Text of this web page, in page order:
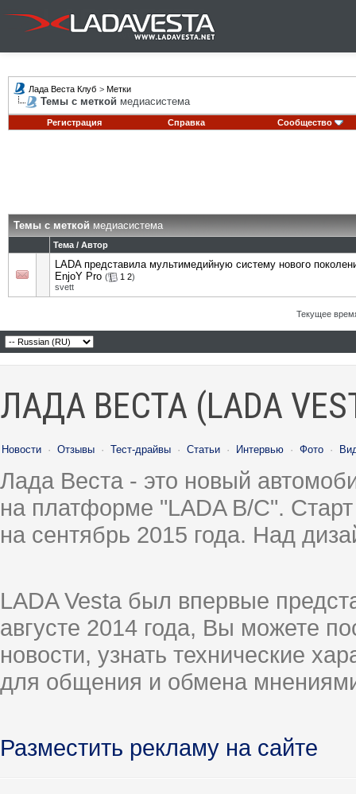
Лада Веста Клуб > Метки
Темы с меткой медиасистема
Регистрация Справка Сообщество
Темы с меткоймедиасистема
Тема / Автор
LADA представила мультимедийную систему нового
EnjoY Pro ( 1 2)
svett
Текущее
ЛАДА ВЕСТА (LADA
Новости · Отзывы · Тест-драйвы · Статьи · Интервью · Фото ·
Лада Веста - это новый
на платформе "LADA B/C".
на сентябрь 2015 года. Над
LADA Vesta был впервые
августе 2014 года, Вы можете
новости, узнать технические
для общения и обмена
Разместить рекламу на сайте